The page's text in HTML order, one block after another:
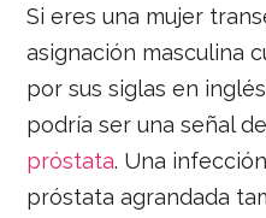
Si eres una mujer
asignación masculina
por sus siglas en
podría ser una señal
próstata. Una
próstata agrandada